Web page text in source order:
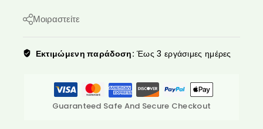
Μοιραστείτε
Εκτιμώμενη παράδοση: Έως 3 εργάσιμες ημέρες
Guaranteed Safe And Secure Checkout